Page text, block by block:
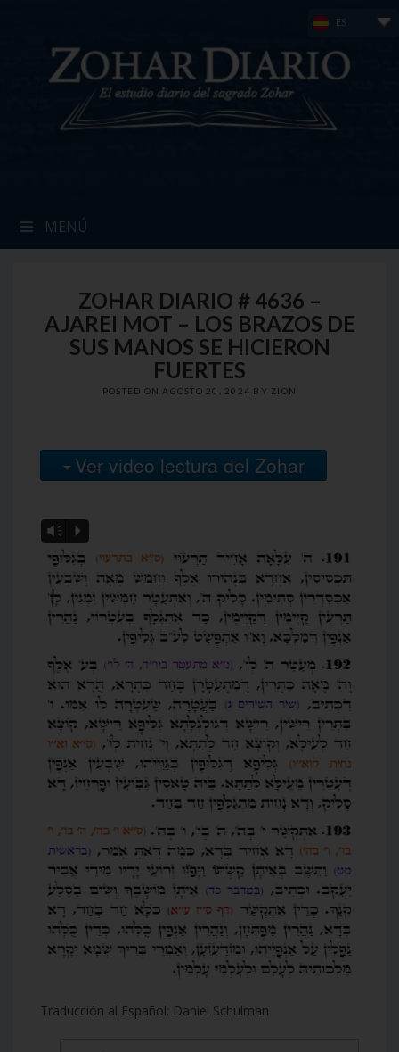
ES
MENÚ
ZOHAR DIARIO # 4636 –
AJAREI MOT – LOS BRAZOS DE
SUS MANOS SE HICIERON
FUERTES
POSTED ON AGOSTO 20, 2024 BY ZION
Ver video lectura del Zohar
Vm P
Traducción al Español: Daniel Schulman